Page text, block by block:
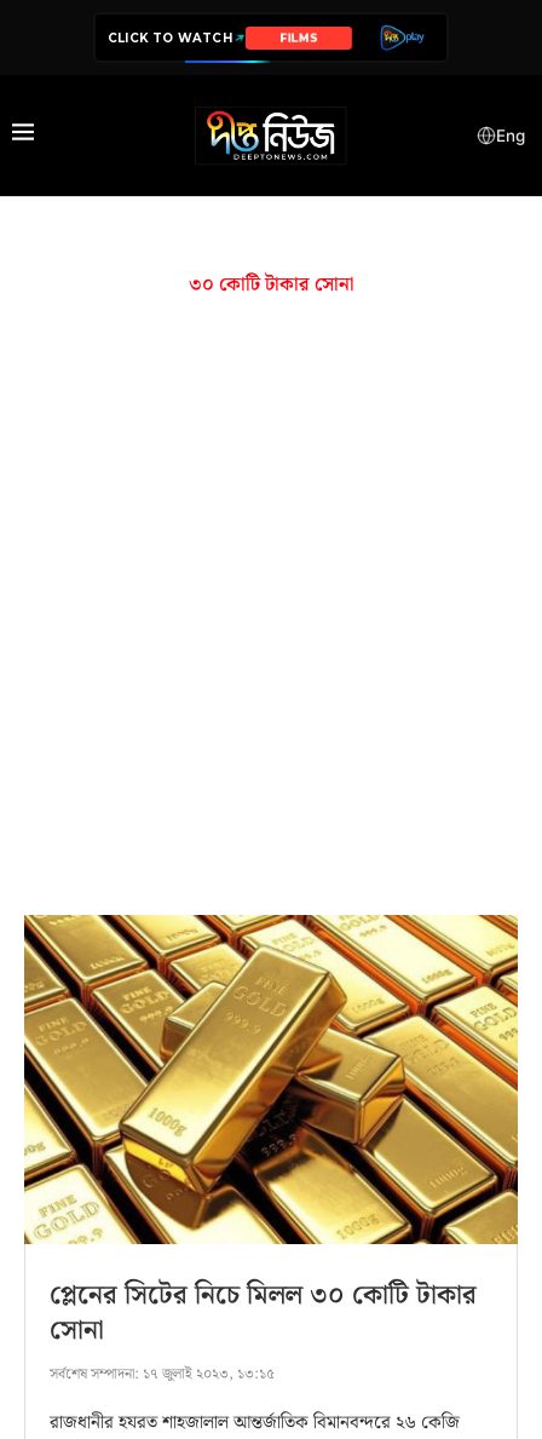
CLICK TO WATCH FILMS
Eng
৩০ কোটি টাকার সোনা
প্লেনের সিটের নিচে মিলল ৩০ কোটি টাকার
সোনা
সর্বশেষ সম্পাদনা: ১৭ জুলাই ২০২৩, ১৩:১৫
রাজধানীর হযরত শাহজালাল আন্তর্জাতিক বিমানবন্দরে ২৬ কেজি